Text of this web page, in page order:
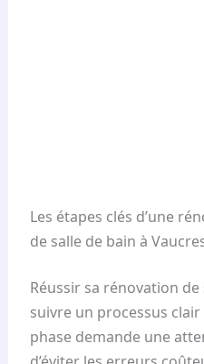
Les étapes clés d’une
de salle de bain à
Réussir sa rénovation
suivre un processus
phase demande une